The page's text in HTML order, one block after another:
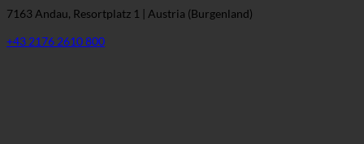
7163 Andau, Resortplatz 1 | Austria (Burgenland)
+43 2176 2610 800